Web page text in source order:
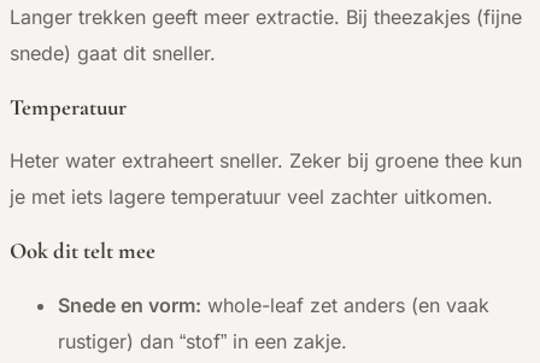
Langer trekken geeft meer extractie. Bij theezakjes (fijne
snede) gaat dit sneller.
Temperatuur
Heter water extraheert sneller. Zeker bij groene thee kun
je met iets lagere temperatuur veel zachter uitkomen.
Ook dit telt mee
Snede en vorm: whole-leaf zet anders (en vaak
rustiger) dan “stof” in een zakje.